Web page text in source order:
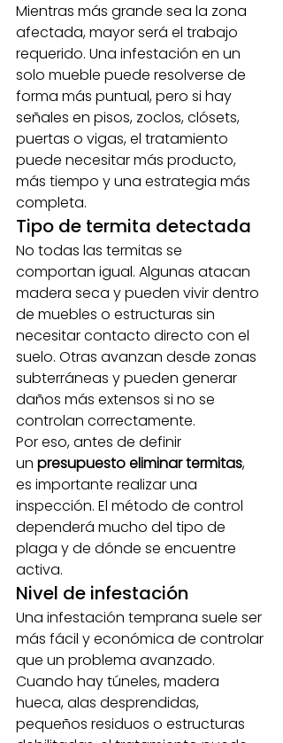
Mientras más grande sea la zona
afectada, mayor será el trabajo
requerido. Una infestación en un
solo mueble puede resolverse de
forma más puntual, pero si hay
señales en pisos, zoclos, clósets,
puertas o vigas, el tratamiento
puede necesitar más producto,
más tiempo y una estrategia más
completa.
Tipo de termita detectada
No todas las termitas se
comportan igual. Algunas atacan
madera seca y pueden vivir dentro
de muebles o estructuras sin
necesitar contacto directo con el
suelo. Otras avanzan desde zonas
subterráneas y pueden generar
daños más extensos si no se
controlan correctamente.
Por eso, antes de definir
un presupuesto eliminar termitas,
es importante realizar una
inspección. El método de control
dependerá mucho del tipo de
plaga y de dónde se encuentre
activa.
Nivel de infestación
Una infestación temprana suele ser
más fácil y económica de controlar
que un problema avanzado.
Cuando hay túneles, madera
hueca, alas desprendidas,
pequeños residuos o estructuras